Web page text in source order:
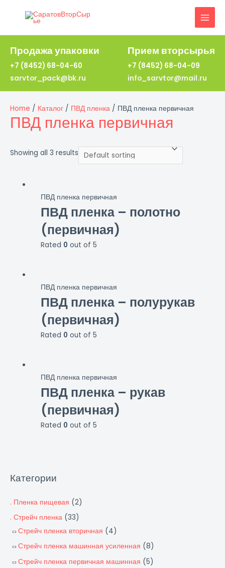
Продажа упаковки
+7 (8452) 68-04-60
sarvtor_pack@bk.ru
Прием вторсырья
+7 (8452) 68-04-09
info_sarvtor@mail.ru
Категории
. Пленка пищевая (2)
. Стрейч пленка (33)
Стрейч пленка вторичная (4)
Стрейч пленка машинная усиленная (8)
Стрейч пленка первичная машинная (5)
Home / Каталог / ПВД пленка / ПВД пленка первичная
ПВД пленка первичная
Showing all 3 results
ПВД пленка первичная
ПВД пленка – полотно
(первичная)
Rated 0 out of 5
ПВД пленка первичная
ПВД пленка – полурукав
(первичная)
Rated 0 out of 5
ПВД пленка первичная
ПВД пленка – рукав
(первичная)
Rated 0 out of 5